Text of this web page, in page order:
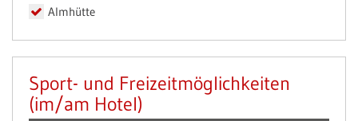
Almhütte
Sport- und Freizeitmöglichkeiten
(im/am Hotel)